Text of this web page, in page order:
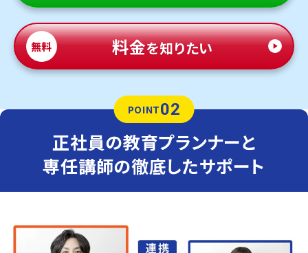
無料 料金を知りたい
POINT02
正社員の教育プランナーと
専任講師の徹底したサポート